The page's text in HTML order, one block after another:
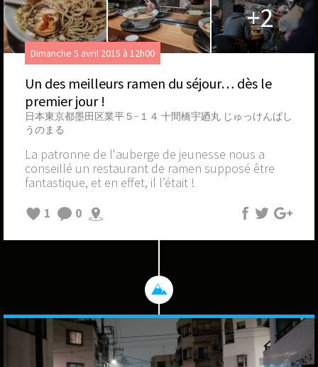
+2
Dimanche 5 avril 2015 à 12h00
Un des meilleurs ramen du séjour… dès le
premier jour !
日本東京都墨田区業平５−１４ 十間橋宇廼丸 じゅっけんばし
うのまる
La patronne de l'auberge de jeunesse nous a
conseillé un restaurant de ramen supposé être
fantastique, et en effet, il l’était !
1
0